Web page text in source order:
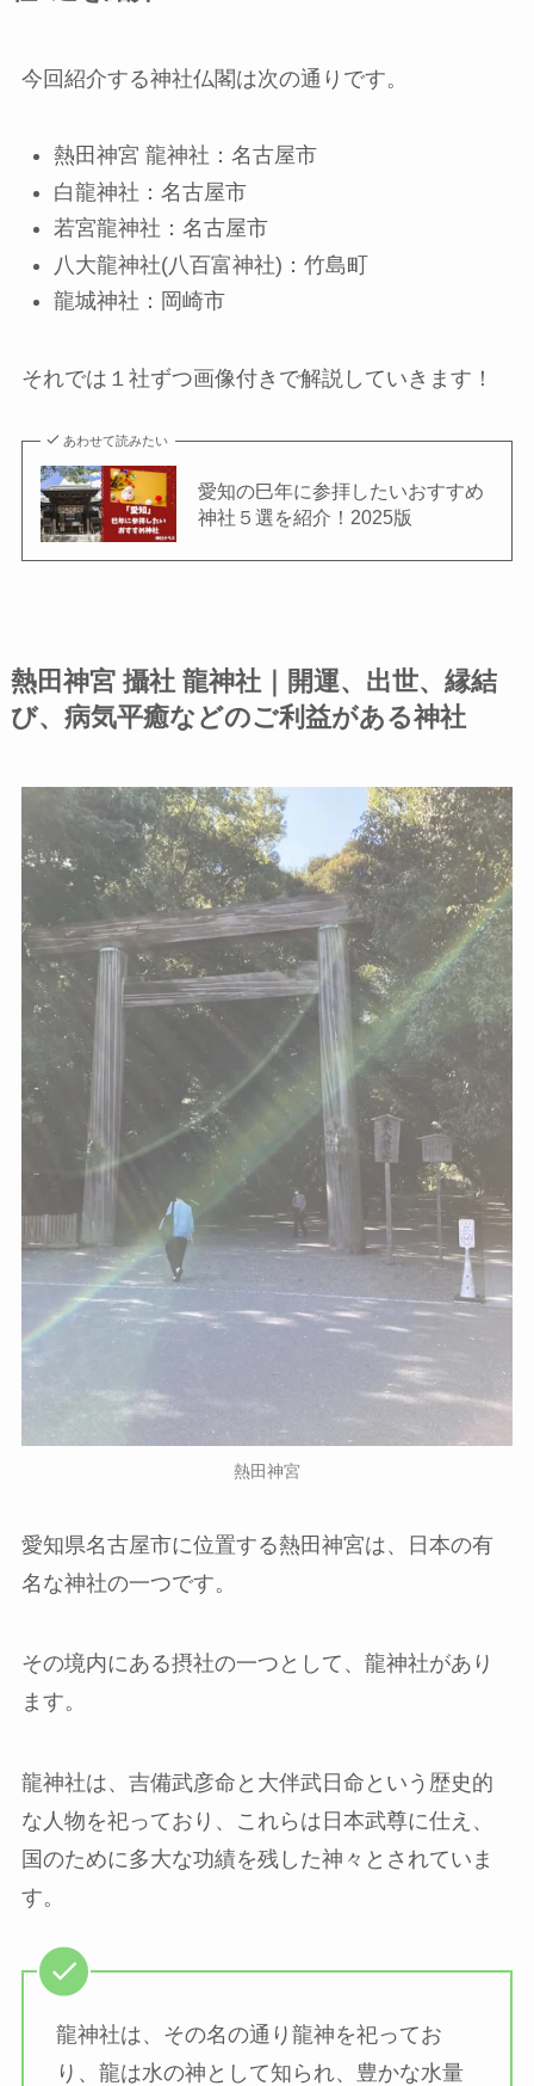
今回紹介する神社仏閣は次の通りです。
熱田神宮 龍神社：名古屋市
白龍神社：名古屋市
若宮龍神社：名古屋市
八大龍神社(八百富神社)：竹島町
龍城神社：岡崎市
それでは１社ずつ画像付きで解説していきます！
あわせて読みたい
愛知の巳年に参拝したいおすすめ
神社５選を紹介！2025版
熱田神宮 攝社 龍神社｜開運、出世、縁結
び、病気平癒などのご利益がある神社
熱田神宮
愛知県名古屋市に位置する熱田神宮は、日本の有
名な神社の一つです。
その境内にある摂社の一つとして、龍神社があり
ます。
龍神社は、吉備武彦命と大伴武日命という歴史的
な人物を祀っており、これらは日本武尊に仕え、
国のために多大な功績を残した神々とされていま
す。
龍神社は、その名の通り龍神を祀ってお
り、龍は水の神として知られ、豊かな水量